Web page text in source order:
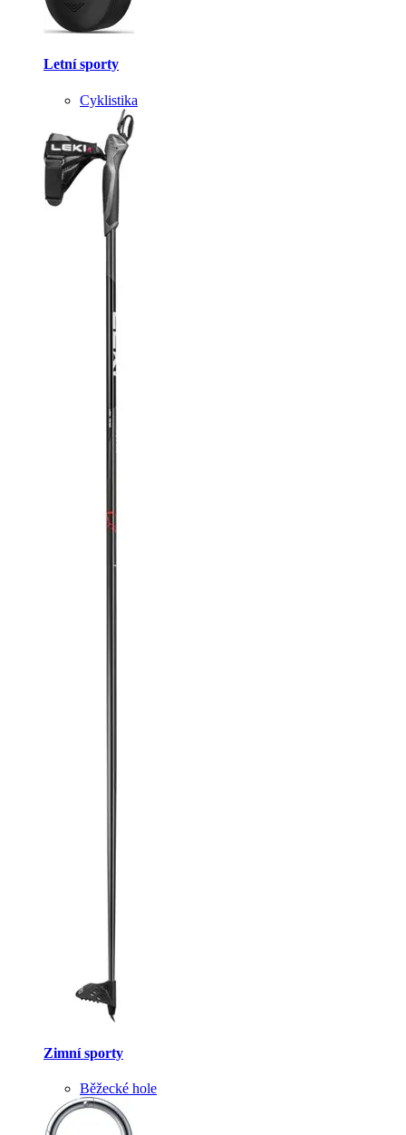
Letní sporty
Cyklistika
Zimní sporty
Běžecké hole